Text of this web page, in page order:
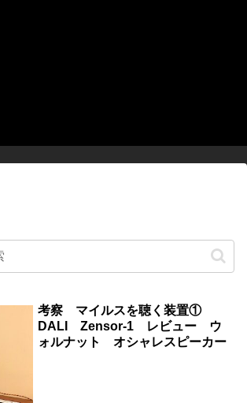
考察 マイルスを聴く装置①
DALI Zensor-1 レビュー ウ
ォルナット オシャレスピーカー